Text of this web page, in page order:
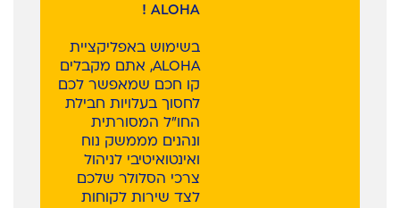
ALOHA !
בשימוש באפליקציית
ALOHA, אתם מקבלים
קו חכם שמאפשר לכם
לחסוך בעלויות חבילת
החו"ל המסורתית
ונהנים מממשק נוח
ואינטואיטיבי לניהול
צרכי הסלולר שלכם
לצד שירות לקוחות